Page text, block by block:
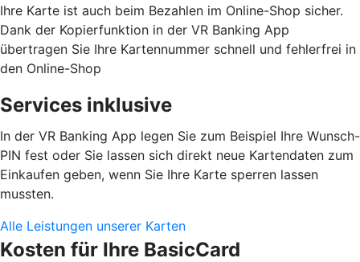
Ihre Karte ist auch beim Bezahlen im Online-Shop sicher.
Dank der Kopierfunktion in der VR Banking App
übertragen Sie Ihre Kartennummer schnell und fehlerfrei in
den Online-Shop
Services inklusive
In der VR Banking App legen Sie zum Beispiel Ihre Wunsch-
PIN fest oder Sie lassen sich direkt neue Kartendaten zum
Einkaufen geben, wenn Sie Ihre Karte sperren lassen
mussten.
Alle Leistungen unserer Karten
Kosten für Ihre BasicCard